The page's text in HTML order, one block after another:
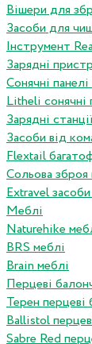
Вішери для
Засоби для
Інструмент
Зарядні
Сонячні
Litheli сонячні
Зарядні
Засоби від
Flextail
Сольова зброя
Extravel
Меблі
Naturehike
BRS меблі
Brain меблі
Перцеві
Терен перцеві
Ballistol
Sabre Red